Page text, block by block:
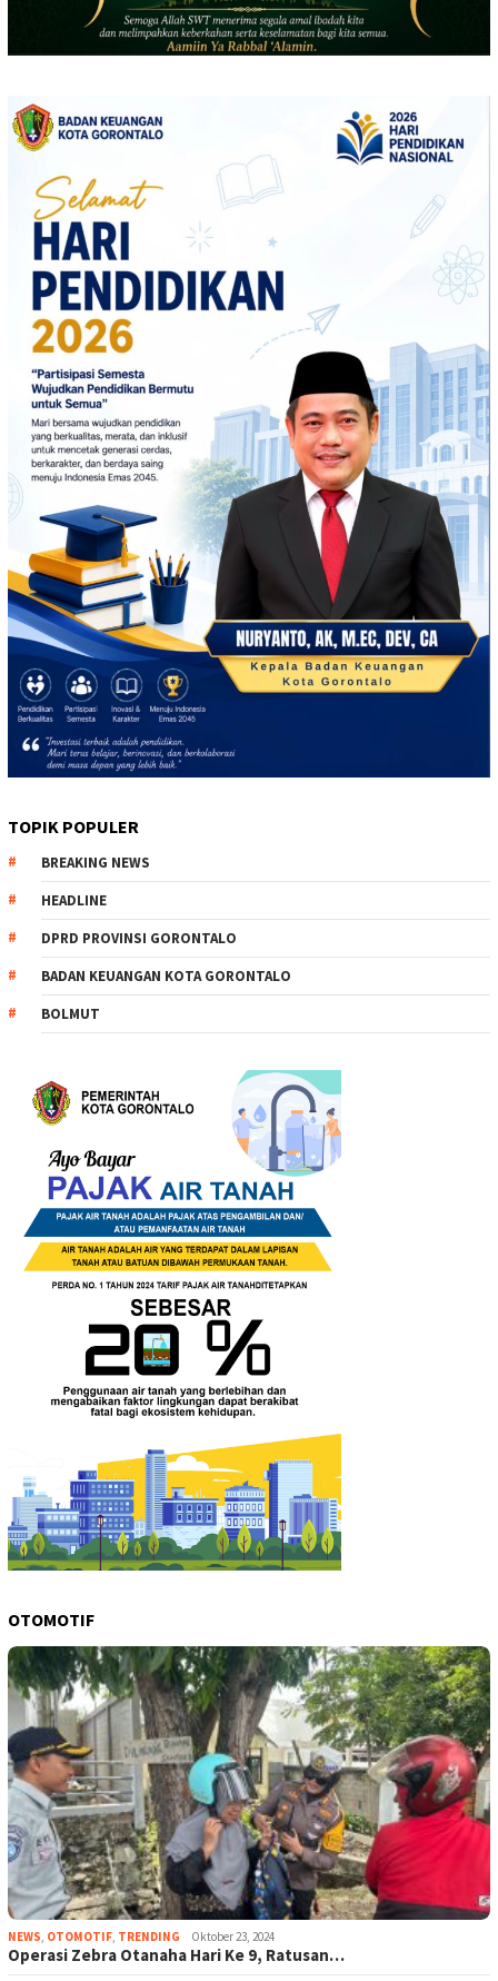
TOPIK POPULER
BREAKING NEWS
HEADLINE
DPRD PROVINSI GORONTALO
BADAN KEUANGAN KOTA GORONTALO
BOLMUT
OTOMOTIF
NEWS, OTOMOTIF, TRENDING Oktober 23, 2024
Operasi Zebra Otanaha Hari Ke 9, Ratusan…